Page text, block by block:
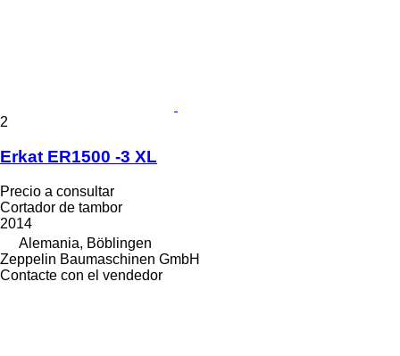
2
Erkat ER1500 -3 XL
Precio a consultar
Cortador de tambor
2014
Alemania, Böblingen
Zeppelin Baumaschinen GmbH
Contacte con el vendedor